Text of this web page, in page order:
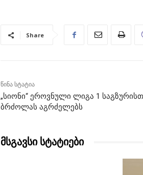
Share
წინა სტატია
„სიონი“ ეროვნული ლიგა 1
ბრძოლას აგრძელებს
მსგავსი სტატიები